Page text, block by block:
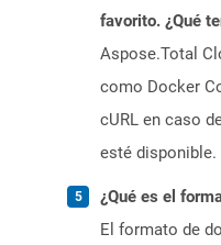
favorito. ¿Qué
Aspose.Total
como Docker
cURL en caso
esté disponible.
¿Qué es el
El formato de